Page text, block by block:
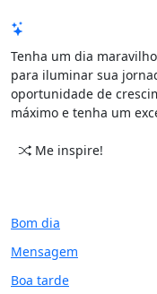
Tenha um dia
para iluminar sua
oportunidade de
máximo e tenha um
Me inspire!
Bom dia
Mensagem
Boa tarde